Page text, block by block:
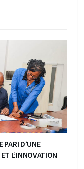
PARI D’UNE
L’INNOVATION